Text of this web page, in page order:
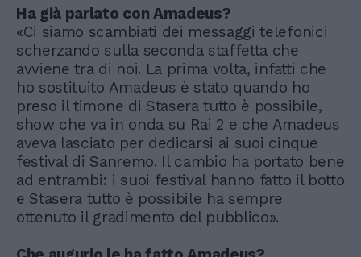
Ha già parlato con Amadeus?
«Ci siamo scambiati dei messaggi telefonici
scherzando sulla seconda staffetta che
avviene tra di noi. La prima volta, infatti che
ho sostituito Amadeus è stato quando ho
preso il timone di Stasera tutto è possibile,
show che va in onda su Rai 2 e che Amadeus
aveva lasciato per dedicarsi ai suoi cinque
festival di Sanremo. Il cambio ha portato bene
ad entrambi: i suoi festival hanno fatto il botto
e Stasera tutto è possibile ha sempre
ottenuto il gradimento del pubblico».